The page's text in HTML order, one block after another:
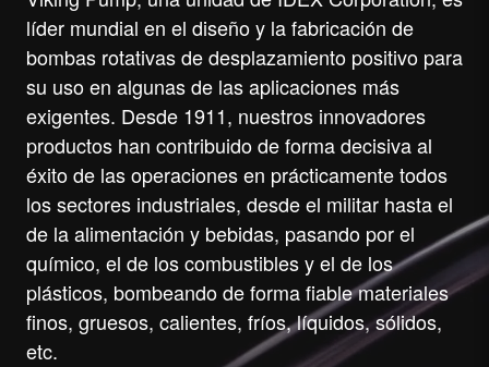
líder mundial en el diseño y la fabricación de
bombas rotativas de desplazamiento positivo para
su uso en algunas de las aplicaciones más
exigentes. Desde 1911, nuestros innovadores
productos han contribuido de forma decisiva al
éxito de las operaciones en prácticamente todos
los sectores industriales, desde el militar hasta el
de la alimentación y bebidas, pasando por el
químico, el de los combustibles y el de los
plásticos, bombeando de forma fiable materiales
finos, gruesos, calientes, fríos, líquidos, sólidos,
etc.